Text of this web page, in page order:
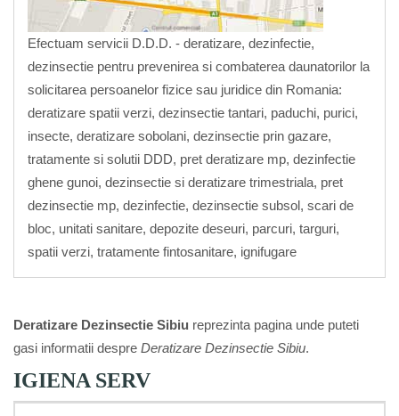
Efectuam servicii D.D.D. - deratizare, dezinfectie,
dezinsectie pentru prevenirea si combaterea daunatorilor la
solicitarea persoanelor fizice sau juridice din Romania:
deratizare spatii verzi, dezinsectie tantari, paduchi, purici,
insecte, deratizare sobolani, dezinsectie prin gazare,
tratamente si solutii DDD, pret deratizare mp, dezinfectie
ghene gunoi, dezinsectie si deratizare trimestriala, pret
dezinsectie mp, dezinfectie, dezinsectie subsol, scari de
bloc, unitati sanitare, depozite deseuri, parcuri, targuri,
spatii verzi, tratamente fintosanitare, ignifugare
Deratizare Dezinsectie Sibiu reprezinta pagina unde puteti
gasi informatii despre Deratizare Dezinsectie Sibiu.
IGIENA SERV